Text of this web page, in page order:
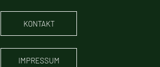
KONTAKT
IMPRESSUM